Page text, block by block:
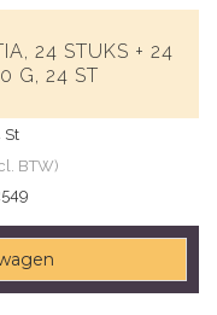
24 STUKS + 24
G, 24 ST
St
BTW)